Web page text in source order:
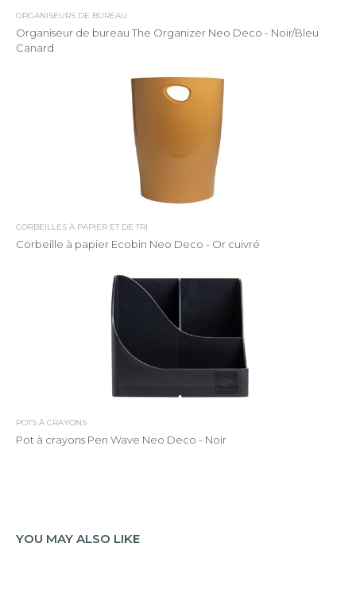
ORGANISEURS DE BUREAU
Organiseur de bureau The Organizer Neo Deco - Noir/Bleu
Canard
CORBEILLES À PAPIER ET DE TRI
Corbeille à papier Ecobin Neo Deco - Or cuivré
POTS À CRAYONS
Pot à crayons Pen Wave Neo Deco - Noir
YOU MAY ALSO LIKE